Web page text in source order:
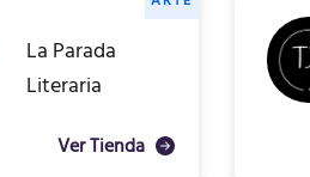
La Parada
Literaria
Ver Tienda